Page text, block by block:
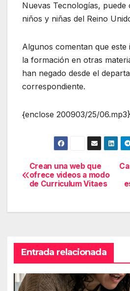
Nuevas Tecnologías, puede
niños y niñas del Reino
Algunos comentan que
la formación en otras
han negado desde el
correspondiente.
{enclose 200903/25/06.mp3}
Navegación
de
entradas
Crean una web que
ofrece videos a modo
de Curriculum Vitaes
Entrada relacionada